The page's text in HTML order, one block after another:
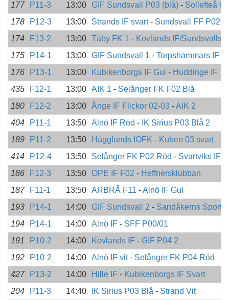
177
P11-3 13:00 GIF Sundsvall P03 (blå) - Sollefteå
178
P12-3 13:00 Strands IF svart- Sundsvall FF P02
174
F13-2 13:00 Täby FK 1 - Kovlands IF/Sundsvalls
175
P14-1 13:00 GIF Sundsvall 1 - Torpshammars IF
176
P13-1 13:00 Kubikenborgs IF Gul - Huddinge IF
435
F12-1 13:00 AIK 1 - Selånger FK F02 Blå
180
F12-2 13:00 Ånge IF Flickor 02-03 -AIK 2
404
P11-1 13:50 Alnö IF Röd - IK Sirius P03 Blå 2
189
P11-2 13:50 Hägglunds IOFK - Kuben 03 svart
414
P12-4 13:50 Selånger FK P02 Röd - Svartviks IF
186
F12-3 13:50 OPE IF F02 - Heffnersklubban
187
F11-1 13:50 ARBRÅ F11 -Alnö IF Gul
193
P14-1 14:00 GIF Sundsvall 2 - Sandåkerns
194
P14-1 14:00 Alnö IF - SFF P00/01
191
P10-2 14:00 Kovlands IF - GIF P04 2
192
P10-2 14:00 Alnö IF vit- Selånger FK P04 Röd
427
P13-2 14:00 Hille IF - Kubikenborgs IF Svart
204
P11-3 14:40 IK Sirius P03 Blå - Strand Vit